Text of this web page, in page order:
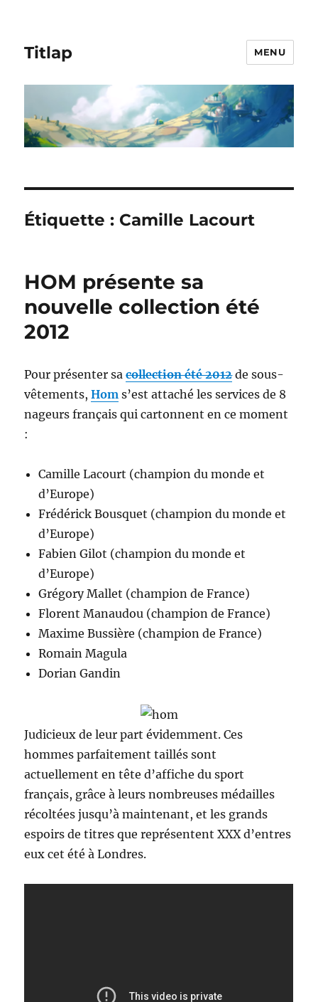
Titlap MENU
Étiquette : Camille Lacourt
HOM présente sa
nouvelle collection été
2012
Pour présenter sa collection été 2012de sous-
vêtements,Hom s’est attaché les services de 8
nageurs français qui cartonnent en ce moment
:
Camille Lacourt (champion du monde et
d’Europe)
Frédérick Bousquet (champion du monde et
d’Europe)
Fabien Gilot (champion du monde et
d’Europe)
Grégory Mallet (champion de France)
Florent Manaudou (champion de France)
Maxime Bussière (champion de France)
Romain Magula
Dorian Gandin
Judicieux de leur part évidemment. Ces
hommes parfaitement taillés sont
actuellement en tête d’affiche du sport
français, grâce à leurs nombreuses médailles
récoltées jusqu’à maintenant, et les grands
espoirs de titres que représentent XXX d’entres
eux cet été à Londres.